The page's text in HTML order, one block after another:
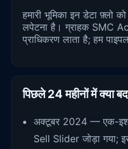
हमारी भूमिका इन डेटा फ़्लो
लपेटना है। ग्राहक SMC
प्राधिकरण लाता है; हम
पिछले 24 महीनों में क्या
अक्टूबर 2024 — एक-
Sell Slider जोड़ा गया;